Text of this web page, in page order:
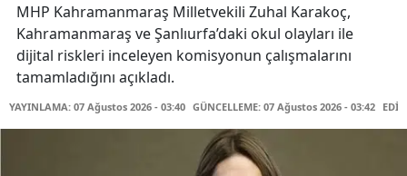
MHP Kahramanmaraş Milletvekili Zuhal Karakoç,
Kahramanmaraş ve Şanlıurfa’daki okul olayları ile
dijital riskleri inceleyen komisyonun çalışmalarını
tamamladığını açıkladı.
YAYINLAMA: 07 Ağustos 2026 - 03:40 GÜNCELLEME: 07 Ağustos 2026 - 03:42